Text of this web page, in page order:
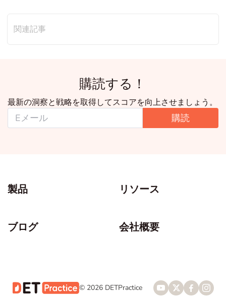
関連記事
購読する！
最新の洞察と戦略を取得してスコアを向上させましょう。
購読
製品 リソース
ブログ 会社概要
© 2026 DETPractice